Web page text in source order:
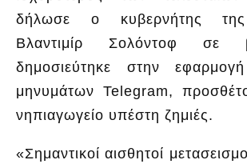
δήλωσε ο κυβερνήτης της
Βλαντιμίρ Σολόντοφ σε
δημοσιεύτηκε στην
μηνυμάτων Telegram,
νηπιαγωγείο υπέστη ζημιές.
«Σημαντικοί αισθητοί